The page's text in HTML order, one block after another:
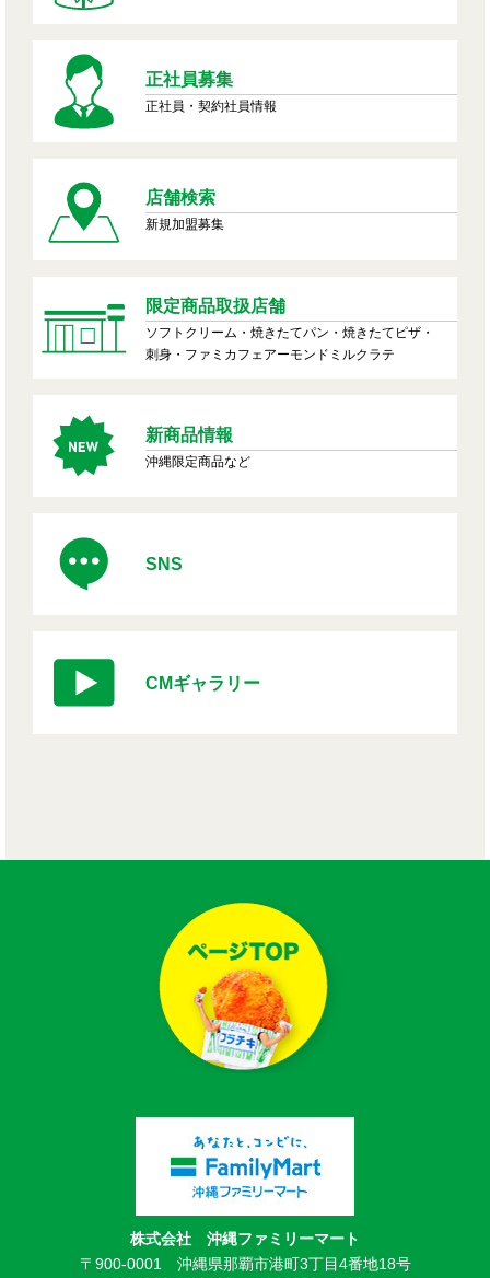
正社員募集
正社員・契約社員情報
店舗検索
新規加盟募集
限定商品取扱店舗
ソフトクリーム・焼きたてパン・焼きたてピザ・
刺身・ファミカフェアーモンドミルクラテ
新商品情報
沖縄限定商品など
SNS
CMギャラリー
株式会社 沖縄ファミリーマート
〒900-0001 沖縄県那覇市港町3丁目4番地18号